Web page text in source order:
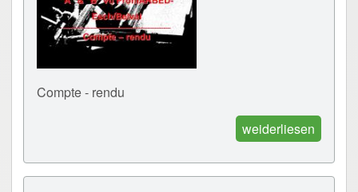
Compte - rendu
weiderliesen